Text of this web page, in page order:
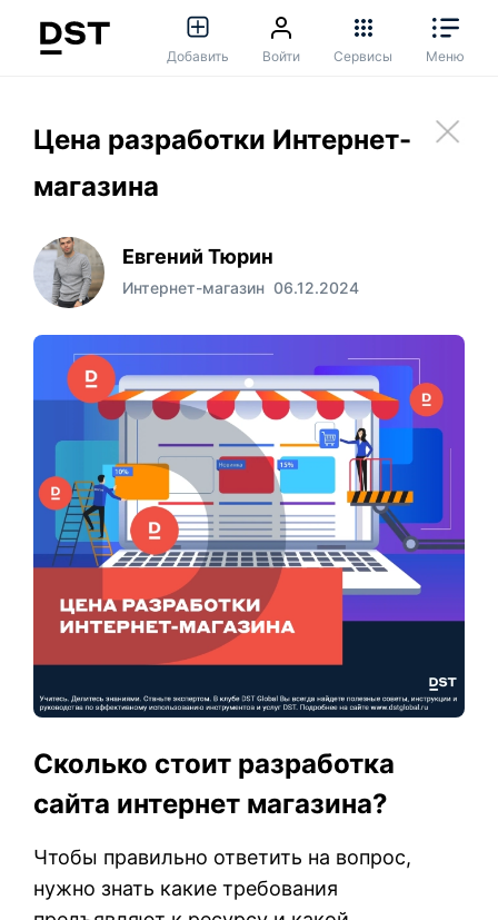
Добавить Войти Сервисы Меню
Цена разработки Интернет-
магазина
Евгений Тюрин
Интернет-магазин 06.12.2024
Сколько стоит разработка
сайта интернет магазина?
Чтобы правильно ответить на вопрос,
нужно знать какие требования